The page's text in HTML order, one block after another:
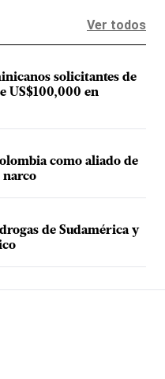
Ver todos
solicitantes de
US$100,000 en
como aliado de
narco
de Sudamérica y